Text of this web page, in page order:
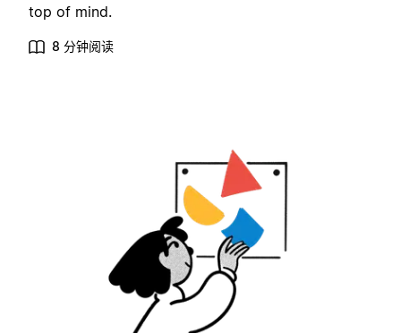
top of mind.
8 分钟阅读